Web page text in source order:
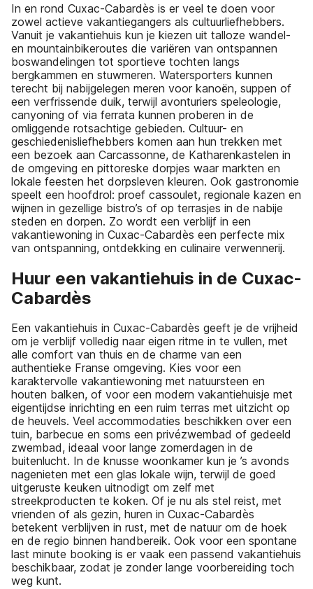
In en rond Cuxac-Cabardès is er veel te doen voor
zowel actieve vakantiegangers als cultuurliefhebbers.
Vanuit je vakantiehuis kun je kiezen uit talloze wandel-
en mountainbikeroutes die variëren van ontspannen
boswandelingen tot sportieve tochten langs
bergkammen en stuwmeren. Watersporters kunnen
terecht bij nabijgelegen meren voor kanoën, suppen of
een verfrissende duik, terwijl avonturiers speleologie,
canyoning of via ferrata kunnen proberen in de
omliggende rotsachtige gebieden. Cultuur- en
geschiedenisliefhebbers komen aan hun trekken met
een bezoek aan Carcassonne, de Katharenkastelen in
de omgeving en pittoreske dorpjes waar markten en
lokale feesten het dorpsleven kleuren. Ook gastronomie
speelt een hoofdrol: proef cassoulet, regionale kazen en
wijnen in gezellige bistro’s of op terrasjes in de nabije
steden en dorpen. Zo wordt een verblijf in een
vakantiewoning in Cuxac-Cabardès een perfecte mix
van ontspanning, ontdekking en culinaire verwennerij.
Huur een vakantiehuis in de Cuxac-
Cabardès
Een vakantiehuis in Cuxac-Cabardès geeft je de vrijheid
om je verblijf volledig naar eigen ritme in te vullen, met
alle comfort van thuis en de charme van een
authentieke Franse omgeving. Kies voor een
karaktervolle vakantiewoning met natuursteen en
houten balken, of voor een modern vakantiehuisje met
eigentijdse inrichting en een ruim terras met uitzicht op
de heuvels. Veel accommodaties beschikken over een
tuin, barbecue en soms een privézwembad of gedeeld
zwembad, ideaal voor lange zomerdagen in de
buitenlucht. In de knusse woonkamer kun je ’s avonds
nagenieten met een glas lokale wijn, terwijl de goed
uitgeruste keuken uitnodigt om zelf met
streekproducten te koken. Of je nu als stel reist, met
vrienden of als gezin, huren in Cuxac-Cabardès
betekent verblijven in rust, met de natuur om de hoek
en de regio binnen handbereik. Ook voor een spontane
last minute booking is er vaak een passend vakantiehuis
beschikbaar, zodat je zonder lange voorbereiding toch
weg kunt.